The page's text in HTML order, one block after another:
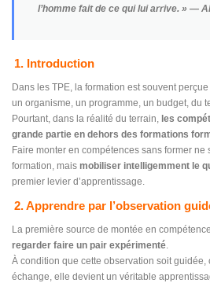
l’homme fait de ce qui lui arrive. » —
1. Introduction
Dans les TPE, la formation est souvent
un organisme, un programme, un budget, du
Pourtant, dans la réalité du terrain, les
grande partie en dehors des formations
Faire monter en compétences sans former ne
formation, mais mobiliser intelligemment le
premier levier d’apprentissage.
2. Apprendre par l’observation
La première source de montée en
regarder faire un pair expérimenté.
À condition que cette observation soit guidée,
échange, elle devient un véritable